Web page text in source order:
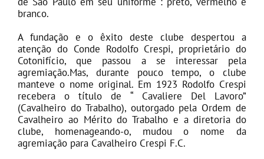
branco.
A fundação e o êxito deste clube despertou a
atenção do Conde Rodolfo Crespi, proprietário do
Cotonifício, que passou a se interessar pela
agremiação.Mas, durante pouco tempo, o clube
manteve o nome original. Em 1923 Rodolfo Crespi
recebera o título de “ Cavaliere Del Lavoro”
(Cavalheiro do Trabalho), outorgado pela Ordem de
Cavalheiro ao Mérito do Trabalho e a diretoria do
clube, homenageando-o, mudou o nome da
agremiação para Cavalheiro Crespi F.C.